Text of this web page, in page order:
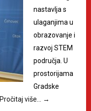
nastavlja s
ulaganjima u
obrazovanje i
razvoj STEM
područja. U
prostorijama
Gradske
Pročitaj više… →